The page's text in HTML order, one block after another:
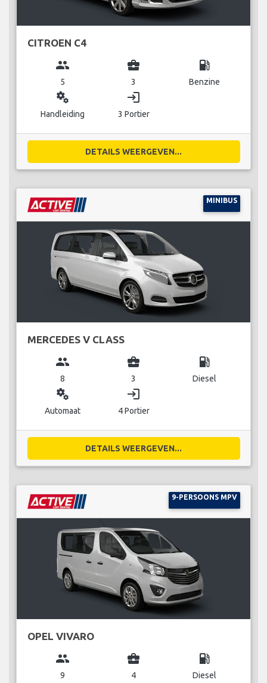
CITROEN C4
group
5
business_center
3
local_gas_station
Benzine
miscellaneous_services
Handleiding
login
3 Portier
DETAILS WEERGEVEN...
MINIBUS
MERCEDES V CLASS
group
8
business_center
3
local_gas_station
Diesel
miscellaneous_services
Automaat
login
4 Portier
DETAILS WEERGEVEN...
9-PERSOONS MPV
OPEL VIVARO
group
9
business_center
4
local_gas_station
Diesel